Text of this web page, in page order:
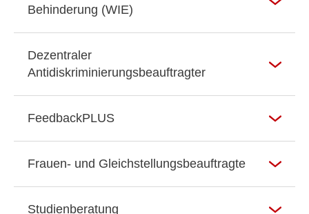
Behinderung (WIE)
Dezentraler
Antidiskriminierungsbeauftragter
FeedbackPLUS
Frauen- und Gleichstellungsbeauftragte
Studienberatung